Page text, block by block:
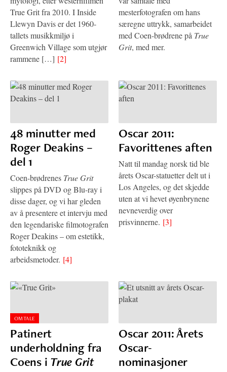
True Grit fra 2010. I Inside
Llewyn Davis er det 1960-
tallets musikkmiljø i
Greenwich Village som utgjør
rammene […] [2]
mesterfotografen om hans
særegne uttrykk, samarbeidet
med Coen-brødrene på True
Grit, med mer.
48 minutter med
Roger Deakins –
del 1
Coen-brødrenes True Grit
slippes på DVD og Blu-ray i
disse dager, og vi har gleden
av å presentere et intervju med
den legendariske filmotografen
Roger Deakins – om estetikk,
fototeknikk og
arbeidsmetoder. [4]
Oscar 2011:
Favorittenes aften
Natt til mandag norsk tid ble
årets Oscar-statuetter delt ut i
Los Angeles, og det skjedde
uten at vi hevet øyenbrynene
nevneverdig over
prisvinnerne. [3]
OMTALE
Patinert
underholdning fra
Coens i True Grit
Oscar 2011: Årets
Oscar-
nominasjoner